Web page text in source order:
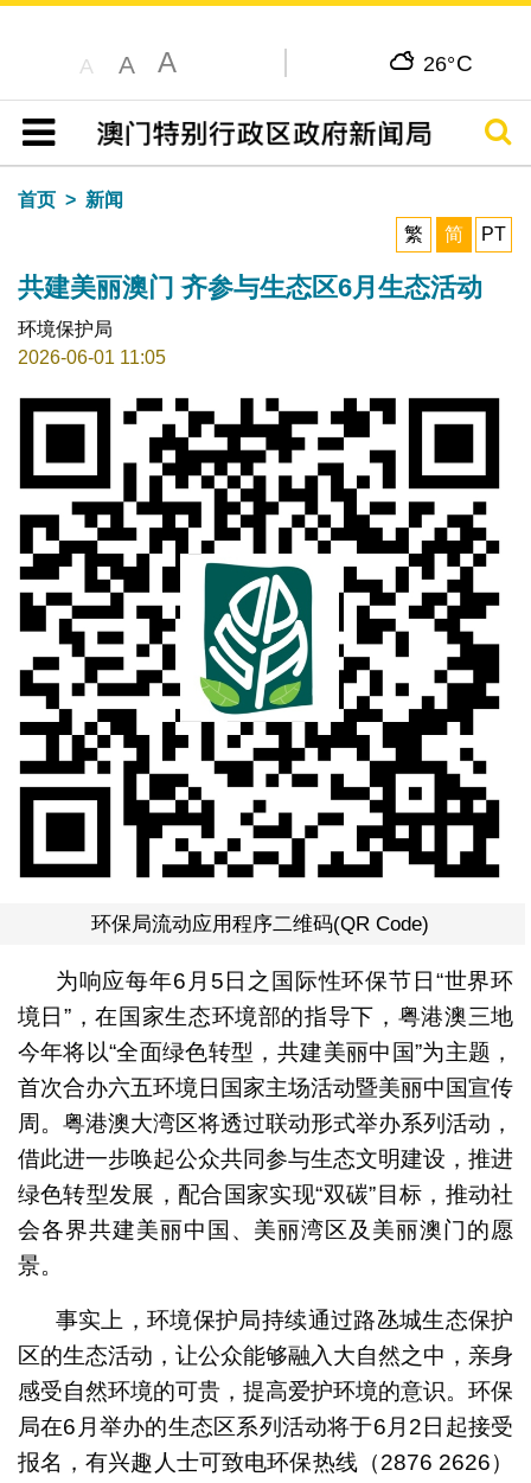
A A A 26°C
目录
搜寻
首页
新闻
繁
简 PT
共建美丽澳门 齐参与生态区6月生态活动
环境保护局
2026-06-01 11:05
环保局流动应用程序二维码(QR Code)
为响应每年6月5日之国际性环保节日“世界环
境日”，在国家生态环境部的指导下，粤港澳三地
今年将以“全面绿色转型，共建美丽中国”为主题，
首次合办六五环境日国家主场活动暨美丽中国宣传
周。粤港澳大湾区将透过联动形式举办系列活动，
借此进一步唤起公众共同参与生态文明建设，推进
绿色转型发展，配合国家实现“双碳”目标，推动社
会各界共建美丽中国、美丽湾区及美丽澳门的愿
景。
事实上，环境保护局持续通过路氹城生态保护
区的生态活动，让公众能够融入大自然之中，亲身
感受自然环境的可贵，提高爱护环境的意识。环保
局在6月举办的生态区系列活动将于6月2日起接受
报名，有兴趣人士可致电环保热线（2876 2626）